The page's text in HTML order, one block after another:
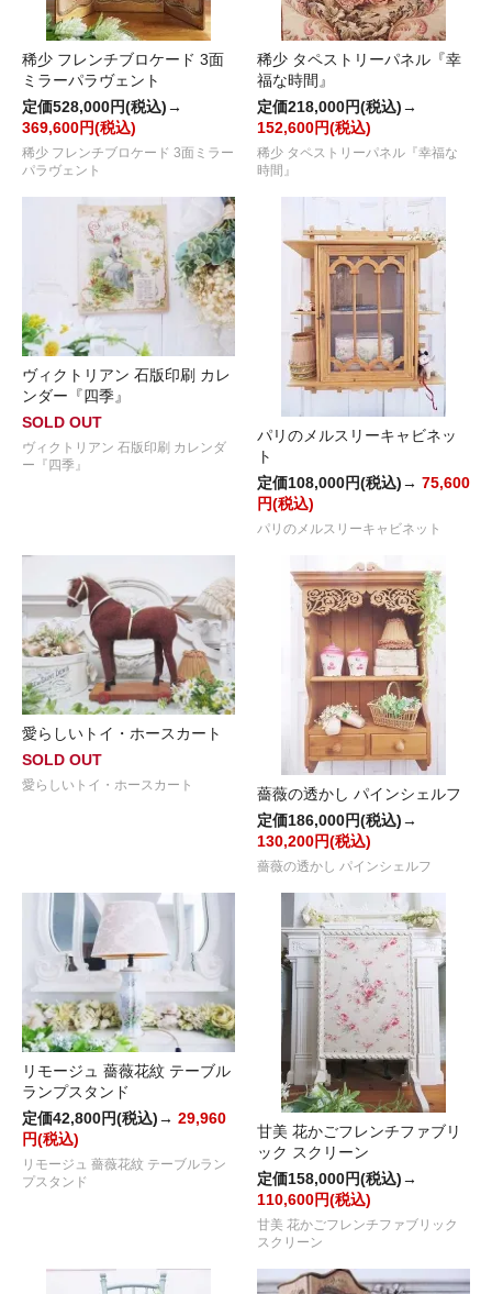
稀少 フレンチブロケード 3面
ミラーパラヴェント
定価528,000円(税込)→
369,600円(税込)
稀少 フレンチブロケード 3面ミラー
パラヴェント
稀少 タペストリーパネル『幸
福な時間』
定価218,000円(税込)→
152,600円(税込)
稀少 タペストリーパネル『幸福な
時間』
ヴィクトリアン 石版印刷 カレ
ンダー『四季』
SOLD OUT
ヴィクトリアン 石版印刷 カレンダ
ー『四季』
パリのメルスリーキャビネッ
ト
定価108,000円(税込)→ 75,600
円(税込)
パリのメルスリーキャビネット
愛らしいトイ・ホースカート
SOLD OUT
愛らしいトイ・ホースカート
薔薇の透かし パインシェルフ
定価186,000円(税込)→
130,200円(税込)
薔薇の透かし パインシェルフ
リモージュ 薔薇花紋 テーブル
ランプスタンド
定価42,800円(税込)→ 29,960
円(税込)
リモージュ 薔薇花紋 テーブルラン
プスタンド
甘美 花かごフレンチファブリ
ック スクリーン
定価158,000円(税込)→
110,600円(税込)
甘美 花かごフレンチファブリック
スクリーン